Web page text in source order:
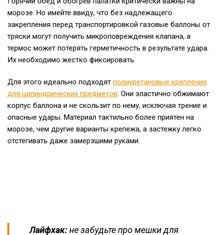
морозе. Но имейте ввиду, что без надлежащего
закрепления перед транспортировкой газовые баллоны от
тряски могут получить микроповреждения клапана, а
термос может потерять герметичность в результате удара.
Их необходимо жестко фиксировать.
Для этого идеально подходят полиуретановые крепления
для цилиндрических предметов. Они эластично обжимают
корпус баллона и не скользит по нему, исключая трение и
опасные удары. Материал тактильно более приятен на
морозе, чем другие варианты крепежа, а застежку легко
отстегивать даже замерзшими руками.
Лайфхак:не забудьте про мешки для